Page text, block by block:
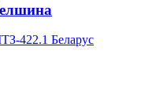
422.1 Беларус